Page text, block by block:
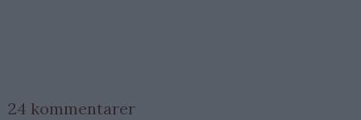
24 kommentarer